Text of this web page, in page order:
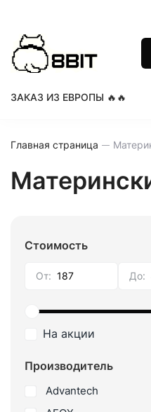
ЗАКАЗ ИЗ ЕВРОПЫ 🔥🔥
Главная страница
Стоимость
От: До:
На акции
Производитель
Advantech